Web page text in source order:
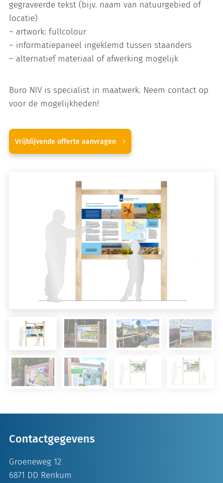
gegraveerde tekst (bijv. naam van natuurgebied of
locatie)
– artwork: fullcolour
– informatiepaneel ingeklemd tussen staanders
– alternatief materiaal of afwerking mogelijk
Buro NIV is specialist in maatwerk. Neem contact op
voor de mogelijkheden!
Vrijblijvende offerte aanvragen
Contactgegevens
Groeneweg 12
6871 DD Renkum